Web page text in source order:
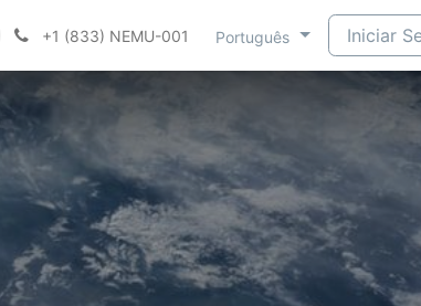
+1 (833) NEMU-001 Português Iniciar